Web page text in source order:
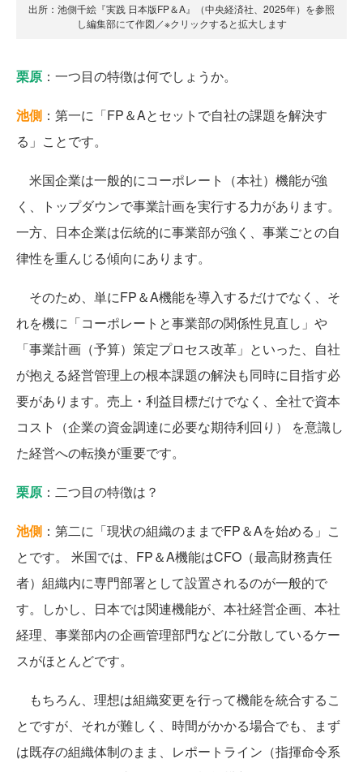
出所：池側千絵『実践 日本版FP＆A』（中央経済社、2025年）を参照
し編集部にて作図／※クリックすると拡大します
栗原 ：一つ目の特徴は何でしょうか。
池側 ：第一に「FP＆Aとセットで自社の課題を解決す
る」ことです。
米国企業は一般的にコーポレート（本社）機能が強
く、トップダウンで事業計画を実行する力があります。
一方、日本企業は伝統的に事業部が強く、事業ごとの自
律性を重んじる傾向にあります。
そのため、単にFP＆A機能を導入するだけでなく、そ
れを機に「コーポレートと事業部の関係性見直し」や
「事業計画（予算）策定プロセス改革」といった、自社
が抱える経営管理上の根本課題の解決も同時に目指す必
要があります。売上・利益目標だけでなく、全社で資本
コスト（企業の資金調達に必要な期待利回り） を意識し
た経営への転換が重要です。
栗原 ：二つ目の特徴は？
池側 ：第二に「現状の組織のままでFP＆Aを始める」こ
とです。 米国では、FP＆A機能はCFO（最高財務責任
者）組織内に専門部署として設置されるのが一般的で
す。しかし、日本では関連機能が、本社経営企画、本社
経理、事業部内の企画管理部門などに分散しているケー
スがほとんどです。
もちろん、理想は組織変更を行って機能を統合するこ
とですが、それが難しく、時間がかかる場合でも、まず
は既存の組織体制のまま、レポートライン（指揮命令系